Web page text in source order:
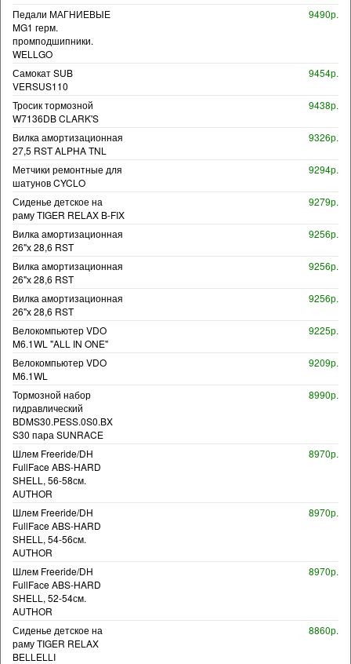
Педали МАГНИЕВЫЕ
MG1 герм.
промподшипники.
WELLGO
9490р.
Самокат SUB
VERSUS110
9454р.
Тросик тормозной
W7136DB CLARK'S
9438р.
Вилка амортизационная
27,5 RST ALPHA TNL
9326р.
Метчики ремонтные для
шатунов CYCLO
9294р.
Сиденье детское на
раму TIGER RELAX B-FIX
9279р.
Вилка амортизационная
26"х 28,6 RST
9256р.
Вилка амортизационная
26"х 28,6 RST
9256р.
Вилка амортизационная
26"х 28,6 RST
9256р.
Велокомпьютер VDO
M6.1WL "ALL IN ONE"
9225р.
Велокомпьютер VDO
M6.1WL
9209р.
Тормозной набор
гидравлический
BDMS30.PESS.0S0.BX
S30 пара SUNRACE
8990р.
Шлем Freeride/DH
FullFace ABS-HARD
SHELL, 56-58см.
AUTHOR
8970р.
Шлем Freeride/DH
FullFace ABS-HARD
SHELL, 54-56см.
AUTHOR
8970р.
Шлем Freeride/DH
FullFace ABS-HARD
SHELL, 52-54см.
AUTHOR
8970р.
Сиденье детское на
раму TIGER RELAX
BELLELLI
8860р.